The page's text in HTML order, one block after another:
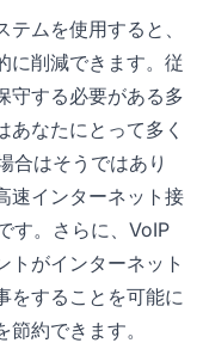
ムを使用すると、
に削減できます。従
守する必要がある多
あなたにとって多く
合はそうではあり
速インターネット接
す。さらに、VoIP
トがインターネット
をすることを可能に
約できます。